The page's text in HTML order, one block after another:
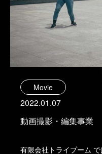
Movie
2022.01.07
動画撮影・編集事業
有限会社トライプーム